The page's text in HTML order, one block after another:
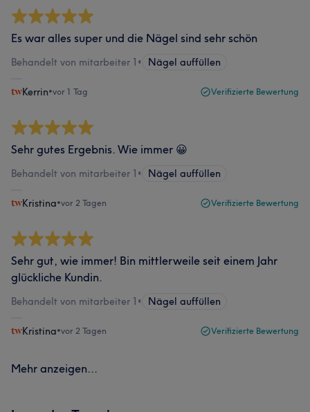
Es war alles super und die Nägel sind sehr schön
Behandelt von mitarbeiter 1 • Nägel auffüllen
Kerrin•vor 1 Tag Verifizierte Bewertung
Sehr gutes Ergebnis. Wie immer 😀
Behandelt von mitarbeiter 1 • Nägel auffüllen
Kristina•vor 2 Tagen Verifizierte Bewertung
Sehr gut, wie immer! Bin mittlerweile seit einem Jahr
glückliche Kundin.
Behandelt von mitarbeiter 1 • Nägel auffüllen
Kristina•vor 2 Tagen Verifizierte Bewertung
Mehr anzeigen...